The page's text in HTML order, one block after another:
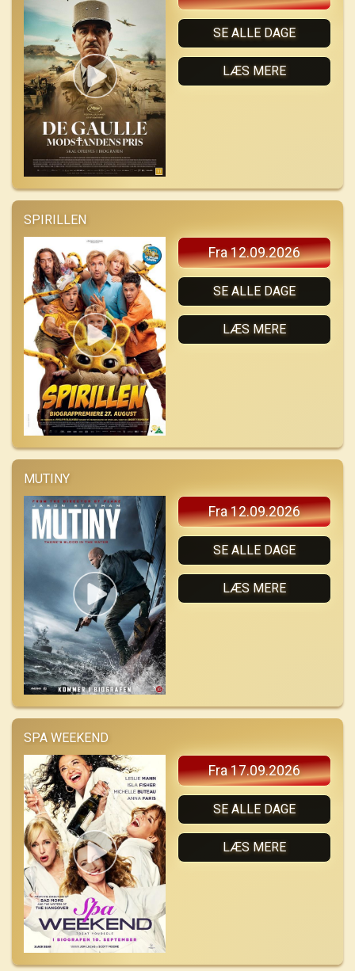
SE ALLE DAGE
LÆS MERE
SPIRILLEN
Fra 12.09.2026
SE ALLE DAGE
LÆS MERE
MUTINY
Fra 12.09.2026
SE ALLE DAGE
LÆS MERE
SPA WEEKEND
Fra 17.09.2026
SE ALLE DAGE
LÆS MERE